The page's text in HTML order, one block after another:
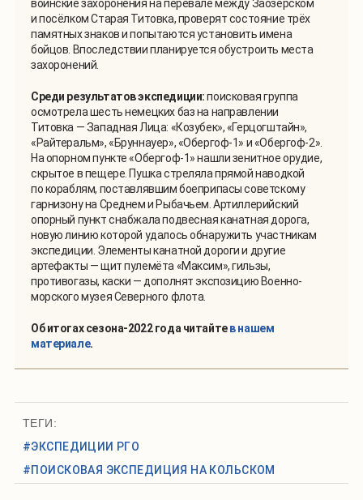
воинские захоронения на перевале между Заозёрском
и посёлком Старая Титовка, проверят состояние трёх
памятных знаков и попытаются установить имена
бойцов. Впоследствии планируется обустроить места
захоронений.
Среди результатов экспедиции:поисковая группа
осмотрела шесть немецких баз на направлении
Титовка — Западная Лица: «Козубек», «Герцогштайн»,
«Райтеральм», «Бруннауер», «Обергоф-1» и «Обергоф-2».
На опорном пункте «Обергоф-1» нашли зенитное орудие,
скрытое в пещере. Пушка стреляла прямой наводкой
по кораблям, поставлявшим боеприпасы советскому
гарнизону на Среднем и Рыбачьем. Артиллерийский
опорный пункт снабжала подвесная канатная дорога,
новую линию которой удалось обнаружить участникам
экспедиции. Элементы канатной дороги и другие
артефакты — щит пулемёта «Максим», гильзы,
противогазы, каски — дополнят экспозицию Военно-
морского музея Северного флота.
Об итогах сезона-2022 года читайтев нашем
материале.
ТЕГИ:
#ЭКСПЕДИЦИИ РГО
#ПОИСКОВАЯ ЭКСПЕДИЦИЯ НА КОЛЬСКОМ